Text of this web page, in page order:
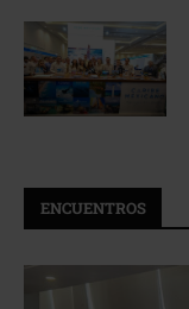
ENCUENTROS